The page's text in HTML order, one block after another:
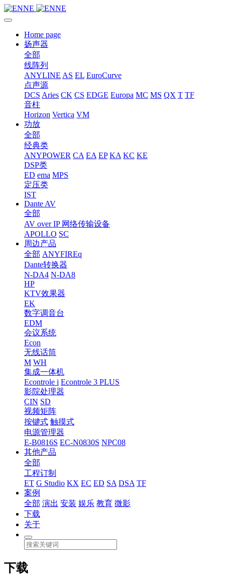
Home page
扬声器
全部
线阵列
ANYLINE AS EL EuroCurve
点声源
DCS Aries CK CS EDGE Europa MC MS QX T TF
音柱
Horizon Vertica VM
功放
全部
经典类
ANYPOWER CA EA EP KA KC KE
DSP类
ED ema MPS
定压类
IST
Dante AV
全部
AV over IP 网络传输设备
APOLLO SC
周边产品
全部 ANYFIREq
Dante转换器
N-DA4 N-DA8
HP
KTV效果器
EK
数字调音台
EDM
会议系统
Econ
无线话筒
M WH
集成一体机
Econtrole i Econtrole 3 PLUS
影院处理器
CIN SD
视频矩阵
按键式 触摸式
电源管理器
E-B0816S EC-N0830S NPC08
其他产品
全部
工程订制
ET G Studio KX EC ED SA DSA TF
案例
全部 演出 安装 娱乐 教育 微影
下载
关于
下载